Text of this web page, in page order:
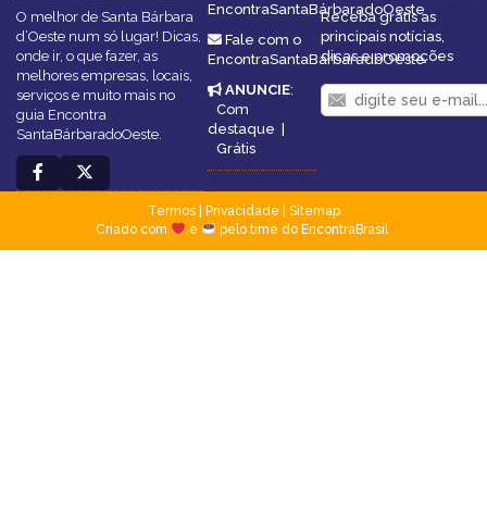
O melhor de Santa Bárbara
d’Oeste num só lugar! Dicas,
onde ir, o que fazer, as
melhores empresas, locais,
serviços e muito mais no
guia Encontra
SantaBárbaradoOeste.
EncontraSantaBárbaradoOeste
Fale com o
EncontraSantaBárbaradoOeste
ANUNCIE:
Com
destaque
Grátis
Receba grátis as
principais notícias,
dicas e promoções
Termos| Privacidade
Sitemap
Criado com
e pelo time do EncontraBrasil